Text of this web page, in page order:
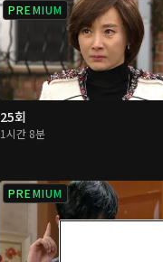
PREMIUM
25회
1시간 8분
PREMIUM